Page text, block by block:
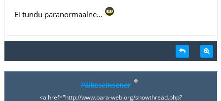
Ei tundu paranormaalne...
Päikeseinsener
<a href="http://www.para-web.org/showthread.php?